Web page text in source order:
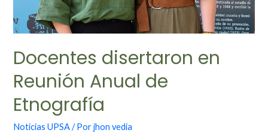
Docentes disertaron en
Reunión Anual de
Etnografía
Noticias UPSA/ Porjhon vedia